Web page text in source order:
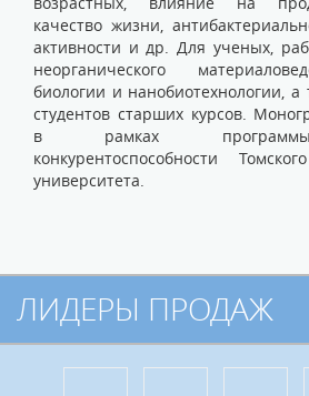
качество жизни,
активности и др. Для ученых,
неорганического
биологии и нанобиотехнологии, а
студентов старших курсов.
в рамках
конкурентоспособности
университета.
ЛИДЕРЫ ПРОДАЖ